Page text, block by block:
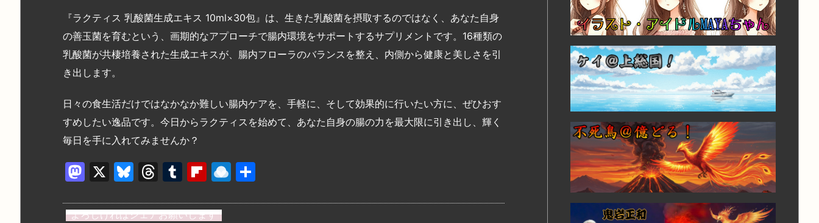
『ラクティス 乳酸菌生成エキス 10ml×30包』は、生きた乳酸菌を摂取するのではなく、あなた自身
の善玉菌を育むという、画期的なアプローチで腸内環境をサポートするサプリメントです。16種類の
乳酸菌が共棲培養された生成エキスが、腸内フローラのバランスを整え、内側から健康と美しさを引
き出します。
日々の食生活だけではなかなか難しい腸内ケアを、手軽に、そして効果的に行いたい方に、ぜひおす
すめしたい逸品です。今日からラクティスを始めて、あなた自身の腸の力を最大限に引き出し、輝く
毎日を手に入れてみませんか？
M
st
X
Bl
e
T
e
T
m
Fl
b
R
n
よろしければシェアお願いします